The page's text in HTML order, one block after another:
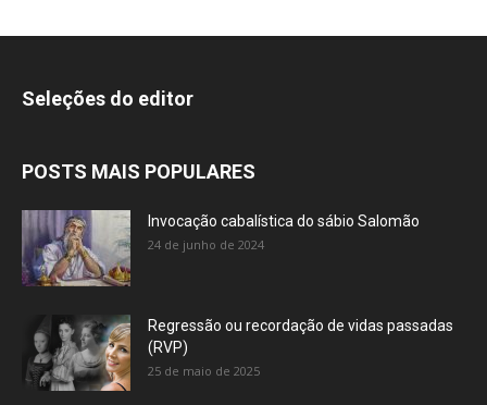
Seleções do editor
POSTS MAIS POPULARES
Invocação cabalística do sábio Salomão
24 de junho de 2024
Regressão ou recordação de vidas passadas
(RVP)
25 de maio de 2025